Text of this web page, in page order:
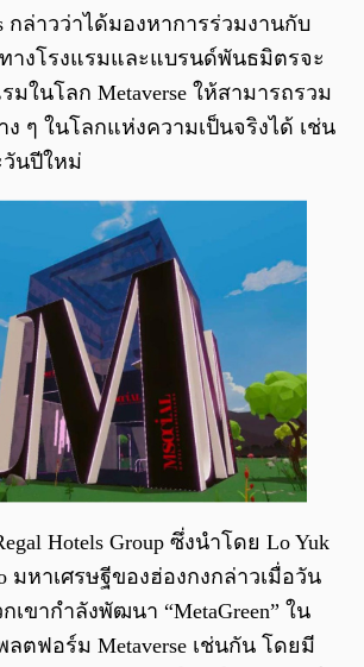
กล่าวว่าได้มองหาการร่วมงานกับ
างโรงแรมและแบรนด์พันธมิตรจะ
มในโลก Metaverse ให้สามารถรวม
ๆ ในโลกแห่งความเป็นจริงได้ เช่น
นปีใหม่
Hotels Group ซึ่งนำโดย Lo Yuk
มหาเศรษฐีของฮ่องกงกล่าวเมื่อวัน
ขากำลังพัฒนา “MetaGreen” ใน
ลตฟอร์ม Metaverse เช่นกัน โดยมี